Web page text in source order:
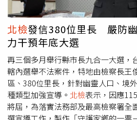
緩刑。投資人不滿，兆基股票並非上
市場的價格與流通管道，每股70元的
現是未知數，不少人繼續觀望或拒簽
檢察官偵辦兆基屋管股份有限公司、
負責人涉嫌侵占、背信等案件，於7
前往李建成、林佑任的住家及兆基屋
司、寄居蟹管理顧問公司共6處搜索
明。兆基屋管曾在8月3日發布聲明，
7月29日辭去公司所有職務，並強調
北檢發信380位里長 嚴防
力干預年底大選
再三個多月舉行縣市長九合一大選，
轄內選舉不法案件，特地由檢察長王
區、380位里長，針對幽靈人口、境
種類型加強宣導。 北檢表示，因應
將屆，為落實法務部及最高檢察署全